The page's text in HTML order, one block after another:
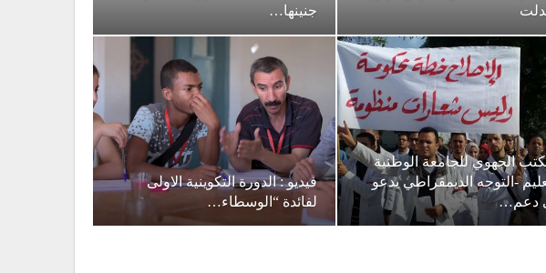
جنينها…
الجهوي للجامعة الوطنية
-التوجه الديمقراطي يدعو
دعم…
فيديو : الدورة التكوينية الاولى
لفائدة “الوسطاء…